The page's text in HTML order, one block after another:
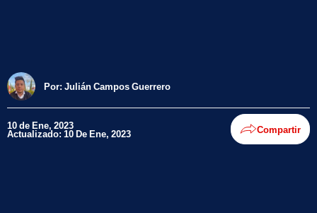
Por: Julián Campos Guerrero
10 de Ene, 2023
Actualizado: 10 De Ene, 2023 Compartir